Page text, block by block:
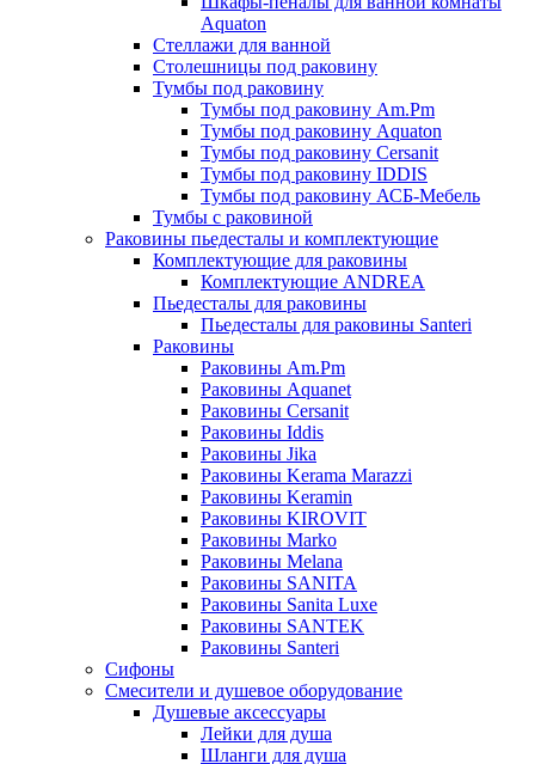
Aquaton
Стеллажи для ванной
Столешницы под раковину
Тумбы под раковину
Тумбы под раковину Am.Pm
Тумбы под раковину Aquaton
Тумбы под раковину Cersanit
Тумбы под раковину IDDIS
Тумбы под раковину АСБ-Мебель
Тумбы с раковиной
Раковины пьедесталы и комплектующие
Комплектующие для раковины
Комплектующие ANDREA
Пьедесталы для раковины
Пьедесталы для раковины Santeri
Раковины
Раковины Am.Pm
Раковины Aquanet
Раковины Cersanit
Раковины Iddis
Раковины Jika
Раковины Kerama Marazzi
Раковины Keramin
Раковины KIROVIT
Раковины Marko
Раковины Melana
Раковины SANITA
Раковины Sanita Luxe
Раковины SANTEK
Раковины Santeri
Сифоны
Смесители и душевое оборудование
Душевые аксессуары
Лейки для душа
Шланги для душа